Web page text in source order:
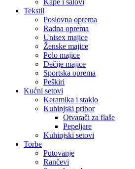
Kape i šalovi
Tekstil
Poslovna oprema
Radna oprema
Unisex majice
Ženske majice
Polo majice
Dečije majice
Sportska oprema
Peškiri
Kućni setovi
Keramika i staklo
Kuhinjski pribor
Otvarači za flaše
Pepeljare
Kuhinjski setovi
Torbe
Putovanje
Rančevi